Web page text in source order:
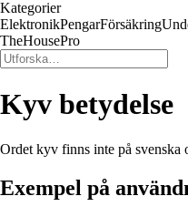
Kategorier
ElektronikPengarFörsäkring
TheHousePro
Kyv betydelse
Ordet kyv finns inte på svenska
Exempel på